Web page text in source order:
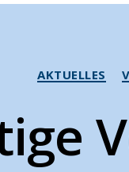
AKTUELLES